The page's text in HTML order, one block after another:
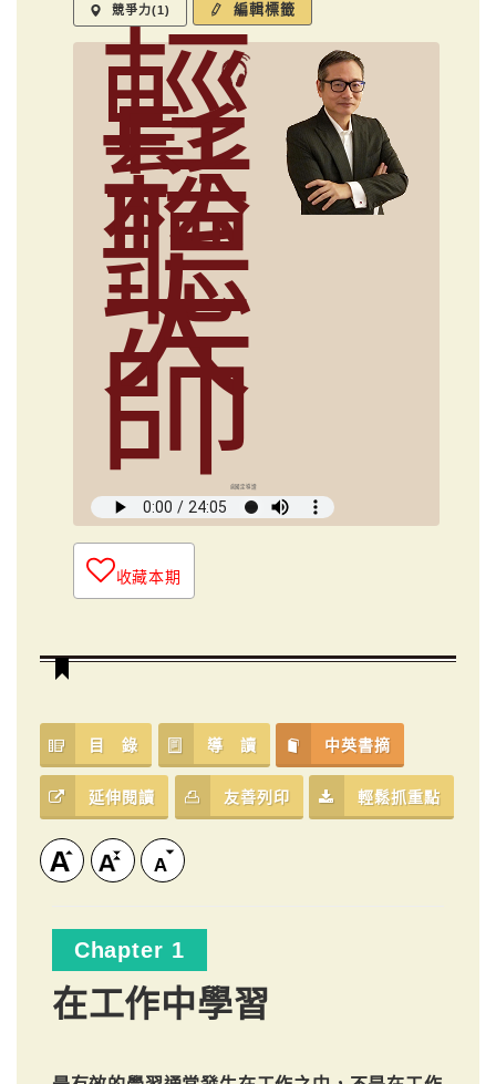
競爭力(1) 編輯標籤
輕
鬆
聽
大
師
俞國定導讀
收藏本期
目 錄 導 讀 中英書摘
延伸閱讀 友善列印 輕鬆抓重點
Chapter 1
在工作中學習